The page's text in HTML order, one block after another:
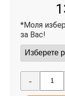
*Моля
за Вас!
-